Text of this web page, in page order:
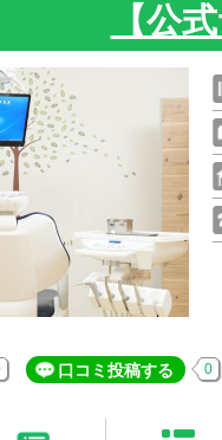
【公
口コミ投稿する 0